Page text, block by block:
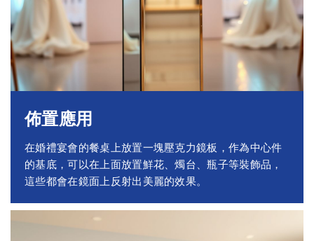
佈置應用
在婚禮宴會的餐桌上放置一塊壓克力鏡板，作為中心件
的基底，可以在上面放置鮮花、燭台、瓶子等裝飾品，
這些都會在鏡面上反射出美麗的效果。